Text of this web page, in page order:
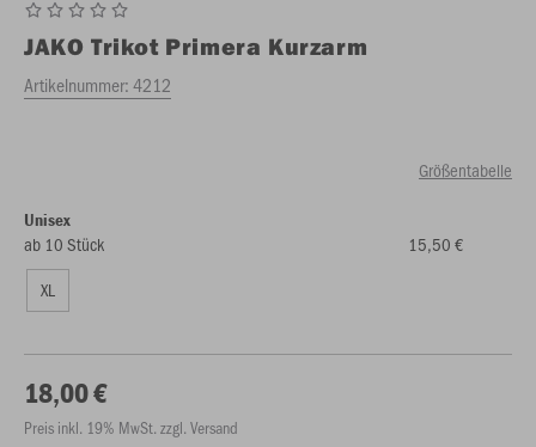
JAKO Trikot Primera Kurzarm
Artikelnummer:4212
Größentabelle
Unisex
ab 10 Stück
15,50 €
XL
18,00 €
Preis inkl. 19% MwSt. zzgl. Versand